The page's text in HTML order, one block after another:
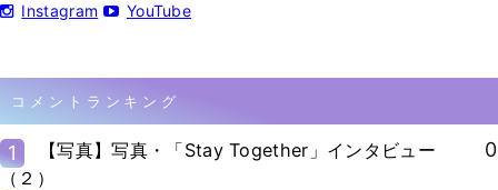
Instagram YouTube
コメントランキング
1
【写真】写真・「Stay Together」インタビュー
（２）
0